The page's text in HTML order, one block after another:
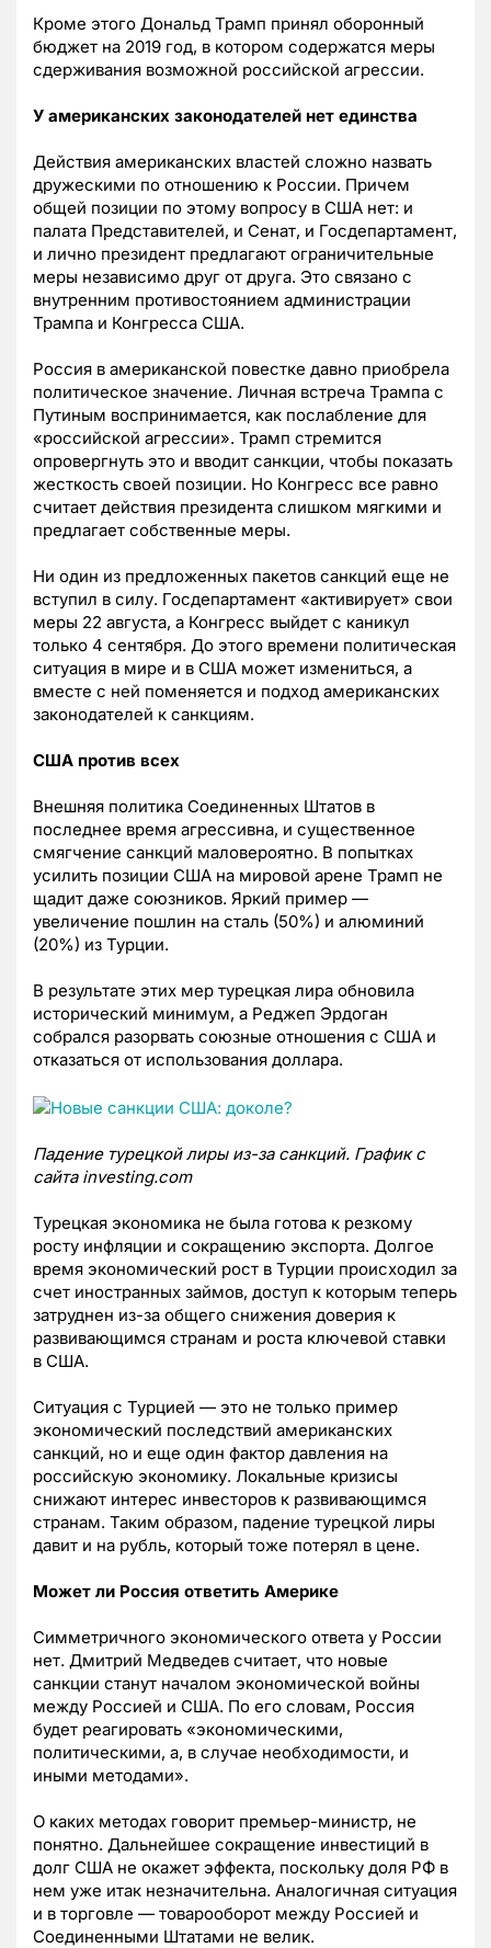
Кроме этого Дональд Трамп принял оборонный
бюджет на 2019 год, в котором содержатся меры
сдерживания возможной российской агрессии.
У американских законодателей нет единства
Действия американских властей сложно назвать
дружескими по отношению к России. Причем
общей позиции по этому вопросу в США нет: и
палата Представителей, и Сенат, и Госдепартамент,
и лично президент предлагают ограничительные
меры независимо друг от друга. Это связано с
внутренним противостоянием администрации
Трампа и Конгресса США.
Россия в американской повестке давно приобрела
политическое значение. Личная встреча Трампа с
Путиным воспринимается, как послабление для
«российской агрессии». Трамп стремится
опровергнуть это и вводит санкции, чтобы показать
жесткость своей позиции. Но Конгресс все равно
считает действия президента слишком мягкими и
предлагает собственные меры.
Ни один из предложенных пакетов санкций еще не
вступил в силу. Госдепартамент «активирует» свои
меры 22 августа, а Конгресс выйдет с каникул
только 4 сентября. До этого времени политическая
ситуация в мире и в США может измениться, а
вместе с ней поменяется и подход американских
законодателей к санкциям.
США против всех
Внешняя политика Соединенных Штатов в
последнее время агрессивна, и существенное
смягчение санкций маловероятно. В попытках
усилить позиции США на мировой арене Трамп не
щадит даже союзников. Яркий пример —
увеличение пошлин на сталь (50%) и алюминий
(20%) из Турции.
В результате этих мер турецкая лира обновила
исторический минимум, а Реджеп Эрдоган
собрался разорвать союзные отношения с США и
отказаться от использования доллара.
Падение турецкой лиры из-за санкций. График с
сайта investing.com
Турецкая экономика не была готова к резкому
росту инфляции и сокращению экспорта. Долгое
время экономический рост в Турции происходил за
счет иностранных займов, доступ к которым теперь
затруднен из-за общего снижения доверия к
развивающимся странам и роста ключевой ставки
в США.
Ситуация с Турцией — это не только пример
экономический последствий американских
санкций, но и еще один фактор давления на
российскую экономику. Локальные кризисы
снижают интерес инвесторов к развивающимся
странам. Таким образом, падение турецкой лиры
давит и на рубль, который тоже потерял в цене.
Может ли Россия ответить Америке
Симметричного экономического ответа у России
нет. Дмитрий Медведев считает, что новые
санкции станут началом экономической войны
между Россией и США. По его словам, Россия
будет реагировать «экономическими,
политическими, а, в случае необходимости, и
иными методами».
О каких методах говорит премьер-министр, не
понятно. Дальнейшее сокращение инвестиций в
долг США не окажет эффекта, поскольку доля РФ в
нем уже итак незначительна. Аналогичная ситуация
и в торговле — товарооборот между Россией и
Соединенными Штатами не велик.